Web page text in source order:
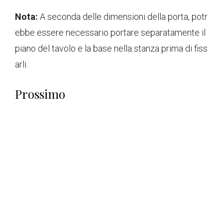
Nota: A seconda delle dimensioni della porta, potr
ebbe essere necessario portare separatamente il
piano del tavolo e la base nella stanza prima di fiss
arli.
Prossimo